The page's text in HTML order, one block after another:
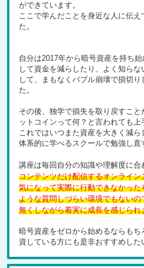
ができています。
ここで学んだことを身近な人に伝
た。
自分は2017年から暗号資産を持ち
して資金を減らしたり、よく知ら
して、まもなくバブル崩壊で損切
た。
その後、独学で損失を取り戻すこ
ットコインって何？と言われても上
これではいつまた資産を大きく減
体系的に学べるスクールで勉強し直
講座は毎回自分の知識や理解度に合
コンテンツだけ配信するオンライ
気になって実際に行動できなかっ
ような質問しづらい環境でもない
無くしながら着実に成長を感じられ
暗号資産をゼロから始めるならも
資している方にも是非おすすめした